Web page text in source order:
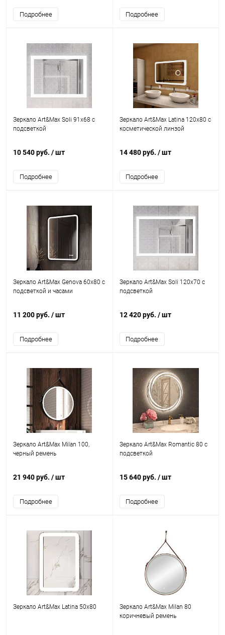
Подробнее Подробнее
Зеркало Art&Max Soli 91х68 с
подсветкой
10 540 руб. / шт
Подробнее
Зеркало Art&Max Latina 120х80 с
косметической линзой
14 480 руб. / шт
Подробнее
Зеркало Art&Max Genova 60х80 с
подсветкой и часами
11 200 руб. / шт
Подробнее
Зеркало Art&Max Soli 120х70 с
подсветкой
12 420 руб. / шт
Подробнее
Зеркало Art&Max Milan 100,
черный ремень
21 940 руб. / шт
Подробнее
Зеркало Art&Max Romantic 80 с
подсветкой
15 640 руб. / шт
Подробнее
Зеркало Art&Max Latina 50х80
Зеркало Art&Max Milan 80
коричневый ремень